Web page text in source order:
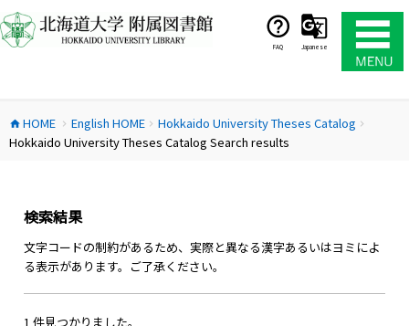
ン
テ
ス
キ
FAQ Japanese
home HOME chevron_right English HOMEchevron_right Hokkaido University Theses Catalog chevron_right
Hokkaido University Theses Catalog Search results
検索結果
文字コードの制約があるため、実際と異なる漢字あるいはヨミによ
る表示があります。ご了承ください。
1 件見つかりました。